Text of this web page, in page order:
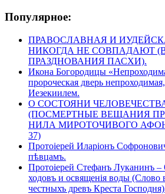
Популярное:
ПРАВОСЛАВНАЯ И
НИКОГДА НЕ СОВПАДАЮТ
ПРАЗДНОВАНИЯ ПАСХИ).
Икона Богородицы
пророческая дверь
Иезекиилем.
О СОСТОЯНИ
(ПОСМЕРТНЫЕ ВЕЩАНИЯ
НИЛА МИРОТОЧИВОГО
37)
Протоіерей Иларіонъ
пѣвцамъ.
Протоіерей Стефанъ Луканинъ –
ходовъ и освященія воды (Слово
честныхъ древъ Креста